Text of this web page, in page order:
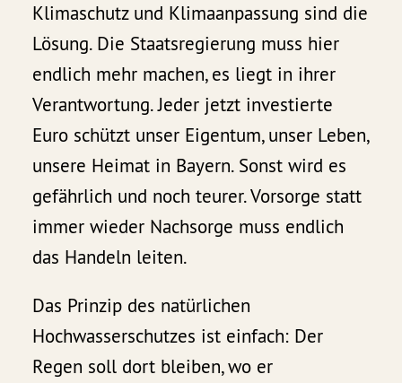
Klimaschutz und Klimaanpassung sind die
Lösung. Die Staatsregierung muss hier
endlich mehr machen, es liegt in ihrer
Verantwortung. Jeder jetzt investierte
Euro schützt unser Eigentum, unser Leben,
unsere Heimat in Bayern. Sonst wird es
gefährlich und noch teurer. Vorsorge statt
immer wieder Nachsorge muss endlich
das Handeln leiten.
Das Prinzip des natürlichen
Hochwasserschutzes ist einfach: Der
Regen soll dort bleiben, wo er